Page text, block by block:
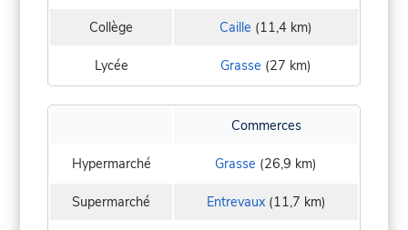
Collège Caille (11,4 km)
Lycée Grasse (27 km)
Commerces
Hypermarché Grasse (26,9 km)
Supermarché Entrevaux(11,7 km)